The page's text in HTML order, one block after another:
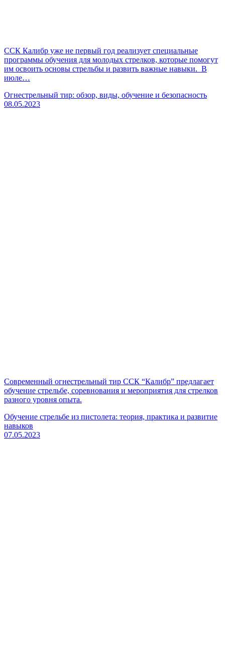
ССК Калибр уже не первый год реализует специальные
программы обучения для молодых стрелков, которые помогут
им освоить основы стрельбы и развить важные навыки. В
июле…
Огнестрельный тир: обзор, виды, обучение и безопасность
08.05.2023
Современный огнестрельный тир ССК “Калибр” предлагает
обучение стрельбе, соревнования и мероприятия для стрелков
разного уровня опыта.
Обучение стрельбе из пистолета: теория, практика и развитие
навыков
07.05.2023